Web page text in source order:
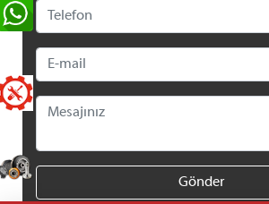
Gönder